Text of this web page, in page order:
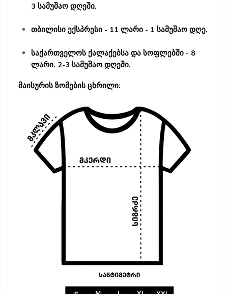
3 სამუშაო დღეში.
თბილისი ექსპრესი - 11 ლარი - 1 სამუშაო დღე.
საქართველოს ქალაქებსა და სოფლებში - 8
ლარი. 2-3 სამუშაო დღეში.
მაისურის ზომების ცხრილი: